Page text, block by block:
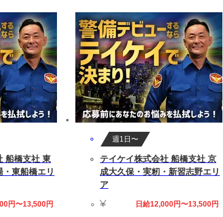
船橋支社 東
東船橋エリ
円〜13,500円
週1日〜
テイケイ株式会社 船橋支社 京
成大久保・実籾・新習志野エリ
ア
日給12,000円〜13,500円